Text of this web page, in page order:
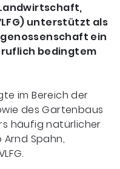
unterstützt als
ein
bedingtem
im Bereich der
des Gartenbaus
häufig natürlicher
Spahn,